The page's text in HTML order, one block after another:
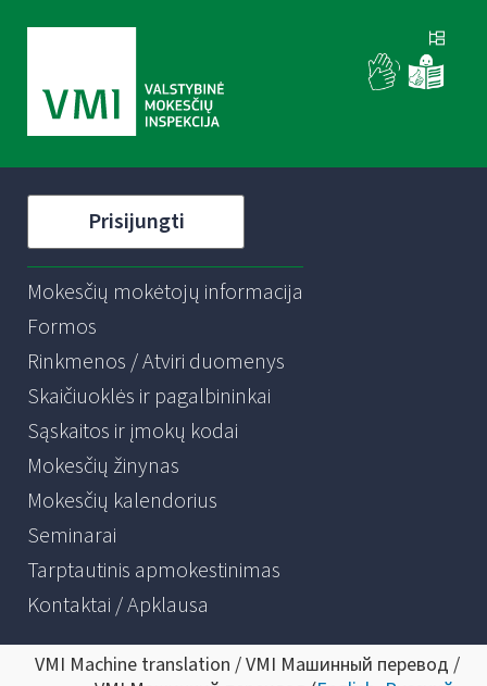
Prisijungti
Mokesčių mokėtojų informacija
Formos
Rinkmenos / Atviri duomenys
Skaičiuoklės ir pagalbininkai
Sąskaitos ir įmokų kodai
Mokesčių žinynas
Mokesčių kalendorius
Seminarai
Tarptautinis apmokestinimas
Kontaktai / Apklausa
VMI Machine translation / VMI Машинный перевод /